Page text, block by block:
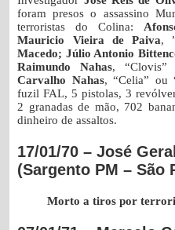
foram presos o assassino
terroristas do Colina:
Mauricio Vieira de Paiva,
Macedo; Júlio Antonio
Raimundo Nahas,
Carvalho Nahas, “Celia” ou
fuzil FAL, 5 pistolas, 3
2 granadas de mão, 702
dinheiro de assaltos.
17/01/70 – José
(Sargento PM – São
Morto a tiros por